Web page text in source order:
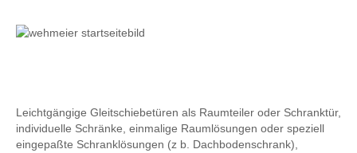
Leichtgängige Gleitschiebetüren als Raumteiler oder Schranktür,
individuelle Schränke, einmalige Raumlösungen oder speziell
eingepaßte Schranklösungen (z b. Dachbodenschrank),